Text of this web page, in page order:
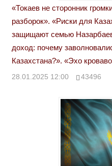
«Токаев не сторонник
разборок». «Риски для
защищают семью
доход: почему
Казахстана?». «Эхо
28.01.2025 12:00 43496